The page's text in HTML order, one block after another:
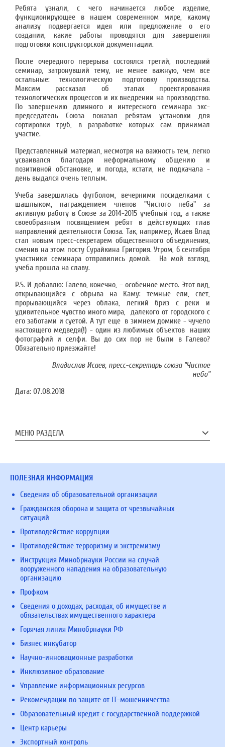
Ребята узнали, с чего начинается любое изделие,
функционирующее в нашем современном мире, какому
анализу подвергается идея или предложение о его
создании, какие работы проводятся для завершения
подготовки конструкторской документации.
После очередного перерыва состоялся третий, последний
семинар, затронувший тему, не менее важную, чем все
остальные: технологическую подготовку производства.
Максим рассказал об этапах проектирования
технологических процессов и их внедрении на производство.
По завершению длинного и интересного семинара экс-
председатель Союза показал ребятам установки для
сортировки труб, в разработке которых сам принимал
участие.
Представленный материал, несмотря на важность тем, легко
усваивался благодаря неформальному общению и
позитивной обстановке, и погода, кстати, не подкачала -
день выдался очень теплым.
Учеба завершилась футболом, вечерними посиделками с
шашлыком, награждением членов "Чистого неба" за
активную работу в Союзе за 2014-2015 учебный год, а также
своеобразным посвящением ребят в действующих глав
направлений деятельности Союза. Так, например, Исаев Влад
стал новым пресс-секретарем общественного объединения,
сменив на этом посту Сурайкина Григория. Утром, 6 сентября
участники семинара отправились домой. На мой взгляд,
учеба прошла на славу.
P.S. И добавлю: Галево, конечно, – особенное место. Этот вид,
открывающийся с обрыва на Каму: темные ели, свет,
прорывающийся через облака, легкий бриз с реки и
удивительное чувство иного мира, далекого от городского с
его заботами и суетой. А тут еще в зимнем домике - чучело
настоящего медведя(!) - один из любимых объектов наших
фотографий и селфи. Вы до сих пор не были в Галево?
Обязательно приезжайте!
Владислав Исаев, пресс-секретарь союза "Чистое
небо"
Дата: 07.08.2018
МЕНЮ РАЗДЕЛА
ПОЛЕЗНАЯ ИНФОРМАЦИЯ
Сведения об образовательной организации
Гражданская оборона и защита от чрезвычайных
ситуаций
Противодействие коррупции
Противодействие терроризму и экстремизму
Инструкция Минобрнауки России на случай
вооруженного нападения на образовательную
организацию
Профком
Сведения о доходах, расходах, об имуществе и
обязательствах имущественного характера
Горячая линия Минобрнауки РФ
Бизнес инкубатор
Научно-инновационные разработки
Инклюзивное образование
Управление информационных ресурсов
Рекомендации по защите от IT-мошенничества
Образовательный кредит с государственной поддержкой
Центр карьеры
Экспортный контроль